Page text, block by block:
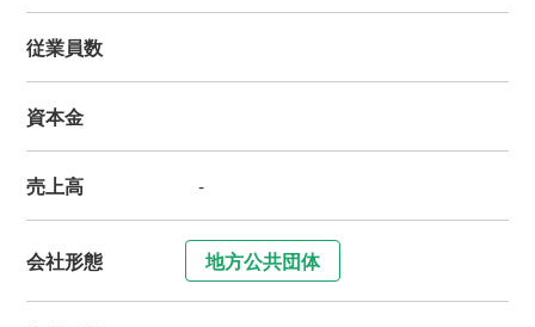
従業員数
資本金
売上高 -
会社形態 地方公共団体